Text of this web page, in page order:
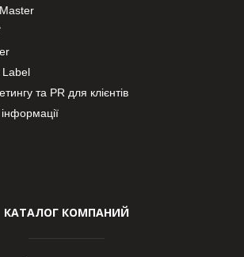
Label
та PR для клієнтів
КАТАЛОГ КОМПАНИЙ